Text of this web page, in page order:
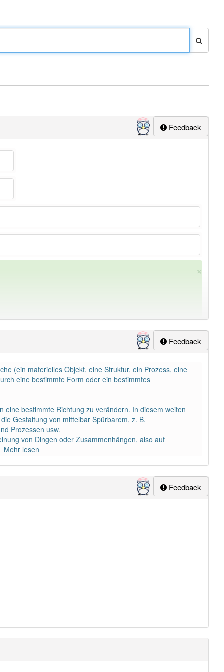
Feedback
×
-gestaltungaber mit einem anderen Artikeldie
Feedback
(ein materielles Objekt, eine Struktur, ein Prozess, eine
eine bestimmte Form oder ein bestimmtes
eine bestimmte Richtung zu verändern. In diesem weiten
Gestaltung von mittelbar Spürbarem, z. B.
Prozessen usw.
von Dingen oder Zusammenhängen, also auf
Mehr lesen
Feedback